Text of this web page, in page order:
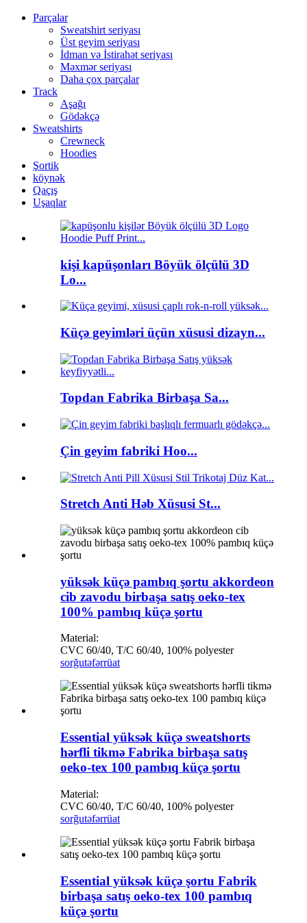
Parçalar
Sweatshirt seriyası
Üst geyim seriyası
İdman və İstirahət seriyası
Məxmər seriyası
Daha çox parçalar
Track
Aşağı
Gödəkçə
Sweatshirts
Crewneck
Hoodies
Şortik
köynək
Qaçış
Uşaqlar
kişi kapüşonları Böyük ölçülü 3D
Lo...
Küçə geyimləri üçün xüsusi dizayn...
Topdan Fabrika Birbaşa Sa...
Çin geyim fabriki Hoo...
Stretch Anti Həb Xüsusi St...
yüksək küçə pambıq şortu akkordeon
cib zavodu birbaşa satış oeko-tex
100% pambıq küçə şortu
Material:
CVC 60/40, T/C 60/40, 100% polyester
sorğutəfərrüat
Essential yüksək küçə sweatshorts
hərfli tikmə Fabrika birbaşa satış
oeko-tex 100 pambıq küçə şortu
Material:
CVC 60/40, T/C 60/40, 100% polyester
sorğutəfərrüat
Essential yüksək küçə şortu Fabrik
birbaşa satış oeko-tex 100 pambıq
küçə şortu